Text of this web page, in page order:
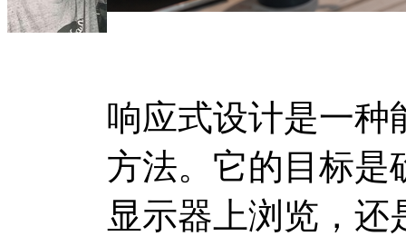
响应式设计是一种
方法。它的目标是
显示器上浏览，还